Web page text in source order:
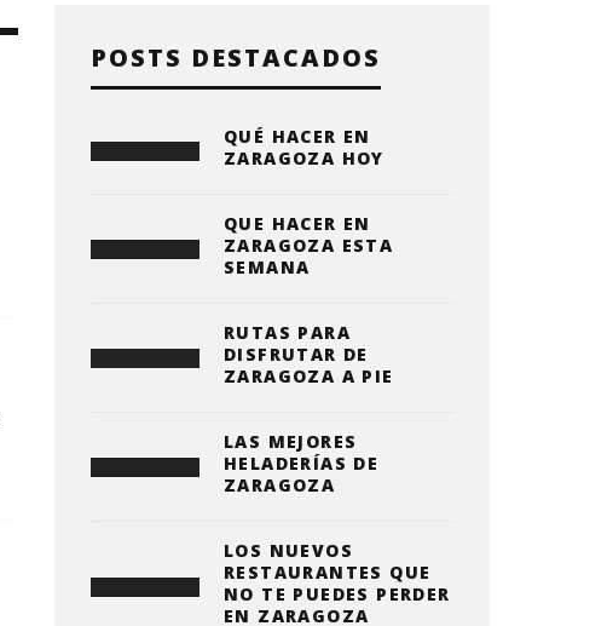
POSTS DESTACADOS
QUÉ HACER EN
ZARAGOZA HOY
QUE HACER EN
ZARAGOZA ESTA
SEMANA
RUTAS PARA
DISFRUTAR DE
ZARAGOZA A PIE
LAS MEJORES
HELADERÍAS DE
ZARAGOZA
LOS NUEVOS
RESTAURANTES QUE
NO TE PUEDES PERDER
EN ZARAGOZA